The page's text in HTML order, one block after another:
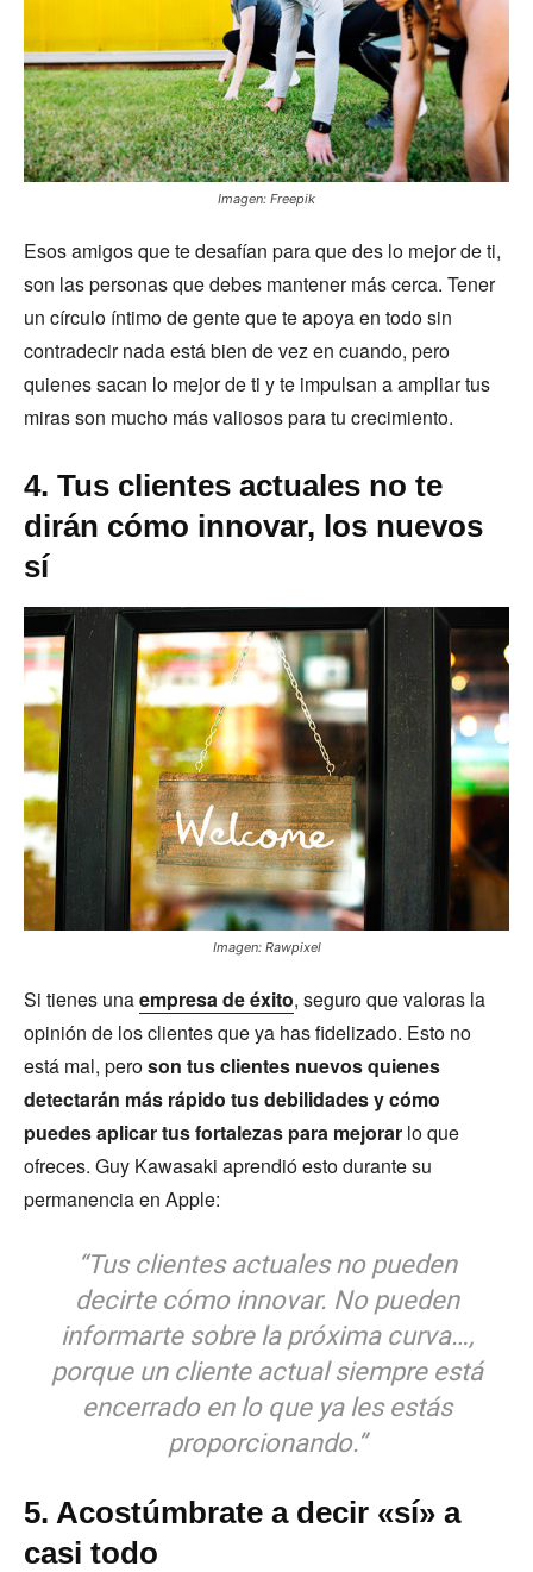
Imagen: Freepik
Esos amigos que te desafían para que des lo mejor de ti,
son las personas que debes mantener más cerca. Tener
un círculo íntimo de gente que te apoya en todo sin
contradecir nada está bien de vez en cuando, pero
quienes sacan lo mejor de ti y te impulsan a ampliar tus
miras son mucho más valiosos para tu crecimiento.
4. Tus clientes actuales no te
dirán cómo innovar, los nuevos
sí
Imagen: Rawpixel
Si tienes unaempresa de éxito, seguro que valoras la
opinión de los clientes que ya has fidelizado. Esto no
está mal, peroson tus clientes nuevos quienes
detectarán más rápido tus debilidades y cómo
puedes aplicar tus fortalezas para mejorar lo que
ofreces. Guy Kawasaki aprendió esto durante su
permanencia en Apple:
“Tus clientes actuales no pueden
decirte cómo innovar. No pueden
informarte sobre la próxima curva…,
porque un cliente actual siempre está
encerrado en lo que ya les estás
proporcionando.”
5. Acostúmbrate a decir «sí» a
casi todo